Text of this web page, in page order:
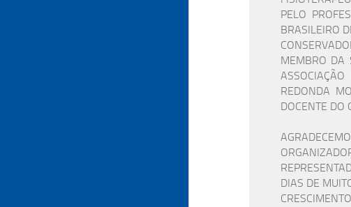
PELO
BRASILEIRO
MEMBRO DA
REDONDA
DOCENTE DO
DIAS DE